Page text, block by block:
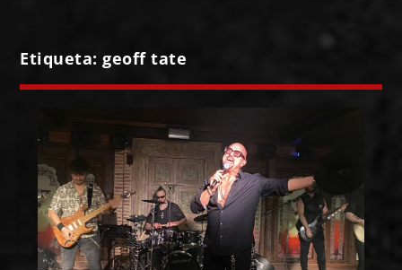
Etiqueta:geoff tate